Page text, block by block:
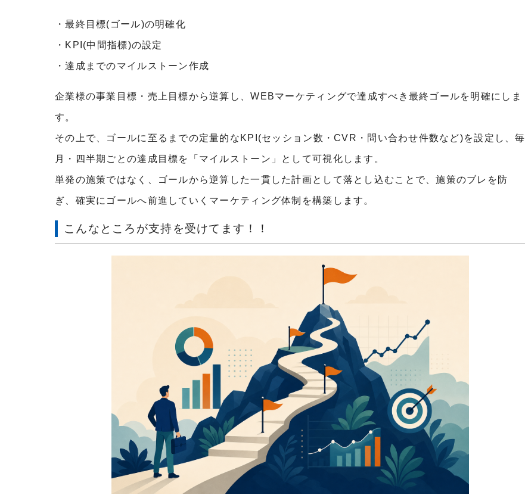
・最終目標(ゴール)の明確化
・KPI(中間指標)の設定
・達成までのマイルストーン作成
企業様の事業目標・売上目標から逆算し、WEBマーケティングで達成すべき最終ゴールを明確にしま
す。
その上で、ゴールに至るまでの定量的なKPI(セッション数・CVR・問い合わせ件数など)を設定し、毎
月・四半期ごとの達成目標を「マイルストーン」として可視化します。
単発の施策ではなく、ゴールから逆算した一貫した計画として落とし込むことで、施策のブレを防
ぎ、確実にゴールへ前進していくマーケティング体制を構築します。
こんなところが支持を受けてます！！